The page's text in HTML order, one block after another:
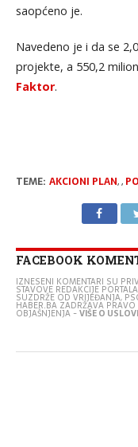
saopćeno je.
Navedeno je i da se
projekte, а 550,2
Faktor.
TEME: AKCIONI PLAN,,
FACEBOOK
IZNESENI KOMENTARI SU
STAVOVE REDAKCIJE
SUZDRŽE OD VRIJEĐANJA,
HABER.BA ZADRŽAVA
OBJAŠNJENJA -VIŠE O